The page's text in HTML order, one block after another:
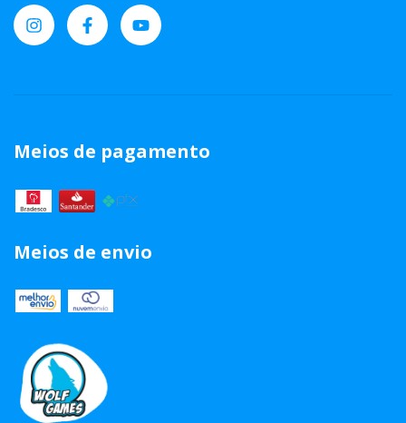
Meios de pagamento
Meios de envio